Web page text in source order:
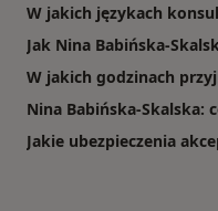
W jakich językach
Jak Nina Babińska-
W jakich godzinach
Nina Babińska-Skalska:
Jakie ubezpieczenia